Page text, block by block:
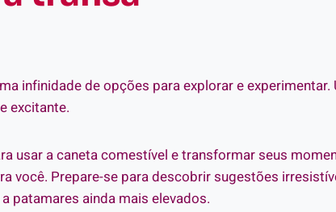
infinidade de opções para explorar e experimentar.
excitante.
usar a caneta comestível e transformar seus
você. Prepare-se para descobrir sugestões
patamares ainda mais elevados.